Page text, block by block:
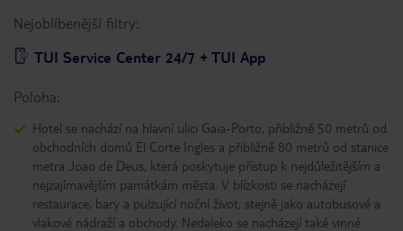
Nejoblíbenější filtry:
TUI Service Center 24/7 + TUI App
Poloha:
Hotel se nachází na hlavní ulici Gaia-Porto, přibližně 50 metrů od
obchodních domů El Corte Ingles a přibližně 80 metrů od stanice
metra Joao de Deus, která poskytuje přístup k nejdůležitějším a
nejzajímavějším památkám města. V blízkosti se nacházejí
restaurace, bary a pulzující noční život, stejně jako autobusové a
vlakové nádraží a obchody. Nedaleko se nacházejí také vinné